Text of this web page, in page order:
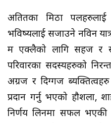
अतितका मिठा
भविष्यलाई सजाउने नविन
म एक्लैको लागि सहज र
परिवारका सदस्यहरुको
अग्रज र दिग्गज
प्रदान गर्नु भएको हौशला,
निर्णय लिनमा सफल